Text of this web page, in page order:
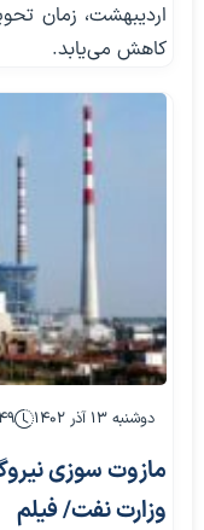
اردیبهشت، زمان
کاهش می‌یابد.
دوشنبه ۱۳ آذر ۱۴۰۲
مازوت‌ سوزی
وزارت نفت/ فیلم